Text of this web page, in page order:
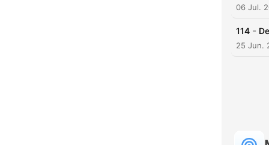
06 Jul.
114 -
25 Jun.